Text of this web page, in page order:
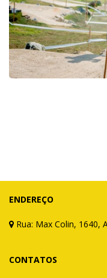
ENDEREÇO
Rua: Max Colin, 1640,
CONTATOS